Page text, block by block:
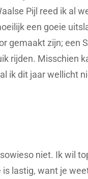
Pijl reed ik al
een goeie
gemaakt zijn; een
rijden. Misschien
ik dit jaar wellicht
niet. Ik wil
lastig, want je